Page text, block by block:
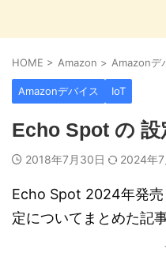
HOME > Amazon > Amazonデ
Amazonデバイス IoT
Echo Spot の 設
2018年7月30日 2024年7
Echo Spot 2024年発売
定についてまとめた記